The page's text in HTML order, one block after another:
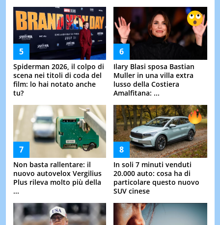
Spiderman 2026, il colpo di
scena nei titoli di coda del
film: lo hai notato anche
tu?
Ilary Blasi sposa Bastian
Muller in una villa extra
lusso della Costiera
Amalfitana: ...
Non basta rallentare: il
nuovo autovelox Vergilius
Plus rileva molto più della
...
In soli 7 minuti venduti
20.000 auto: cosa ha di
particolare questo nuovo
SUV cinese